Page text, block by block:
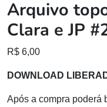
Arquivo
Clara e JP
R$ 6,00
DOWNLOAD
Após a compra poderá